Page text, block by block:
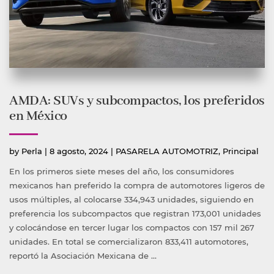
AMDA: SUVs y subcompactos, los preferidos
en México
by Publicado
Perla | 8 agosto, 2024 | Publicada
PASARELA AUTOMOTRIZ, Principal
En los primeros siete meses del año, los consumidores
mexicanos han preferido la compra de automotores ligeros de
usos múltiples, al colocarse 334,943 unidades, siguiendo en
preferencia los subcompactos que registran 173,001 unidades
y colocándose en tercer lugar los compactos con 157 mil 267
unidades. En total se comercializaron 833,411 automotores,
reportó la Asociación Mexicana de …